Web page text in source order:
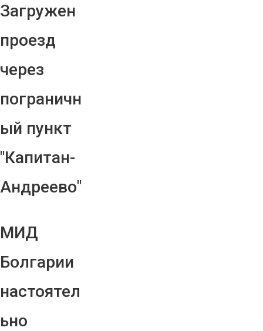
Загружен
проезд
через
пограничн
ый пункт
"Капитан-
Андреево"
МИД
Болгарии
настоятел
ьно